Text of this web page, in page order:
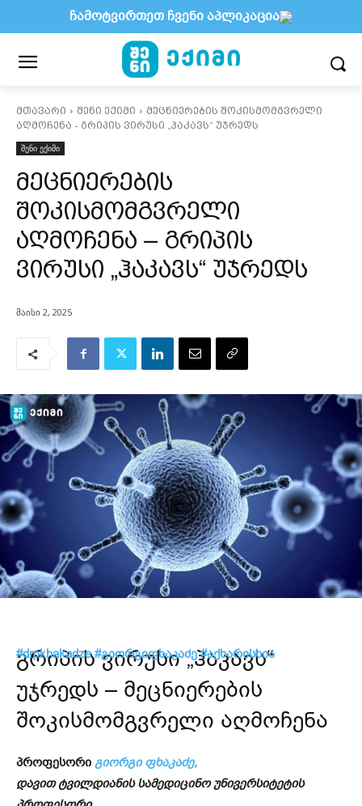
მთავარი შენი ექიმი
მეცნიერების შოკისმომგვრელი
აღმოჩენა - გრიპის ვირუსი „ჰაკავს“ უჯრედს
შენი ექიმი
მეცნიერების
შოკისმომგვრელი
აღმოჩენა – გრიპის
ვირუსი „ჰაკავს“ უჯრედს
მაისი 2, 2025
გრიპის ვირუსი „ჰაკავს“
უჯრედს – მეცნიერების
შოკისმომგვრელი აღმოჩენა
პროფესორი გიორგი ფხაკაძე,
დავით ტვილდიანის სამედიცინო უნივერსიტეტის
#drpkhakadze #გიორგიფხაკაძე #აქხარისხია
ჩამოტვირთეთ ჩვენი აპლიკაცია